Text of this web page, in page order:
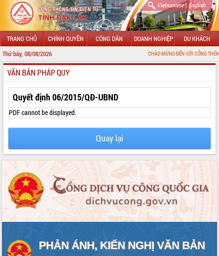
Vietnamese| English
TRANG CHỦ CHÍNH QUYỀN CÔNG DÂN DOANH NGHIỆP DU KHÁCH
Thứ bảy, 08/08/2026 CHÀO MỪNG ĐẾN VỚI CỔNG THÔNG TIN ĐIỆN
GIỚI THIỆU
LÃNH ĐẠO UBND TỈNH
TIN TỨC SỰ KIỆN
UBND CÁC XÃ, PHƯỜNG
THÔNG TIN CHỈ ĐẠO ĐIỀU HÀNH
HỆ THỐNG VĂN BẢN
VĂN BẢN HĐND TỈNH
QUY HOẠCH - KẾ HOẠCH
VĂN BẢN PHÁP QUY
Quyết định 06/2015/QĐ-UBND
PDF cannot be displayed.
Quay lại